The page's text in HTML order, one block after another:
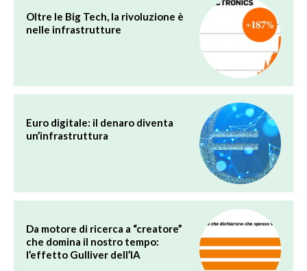
Oltre le Big Tech, la rivoluzione è
nelle infrastrutture
Euro digitale: il denaro diventa
un’infrastruttura
Da motore di ricerca a “creatore”
che domina il nostro tempo:
l’effetto Gulliver dell’IA